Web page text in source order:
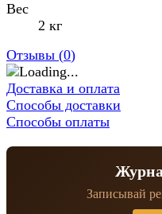
Вес
2 кг
Отзывы (0)
Доставка и оплата
Способы доставки
Способы оплаты
Записывай